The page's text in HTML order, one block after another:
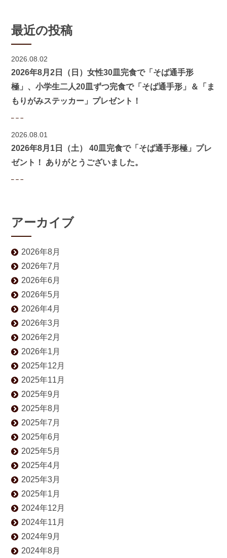
最近の投稿
2026.08.02
2026年8月2日（日）女性30皿完食で「そば通手形
極」、小学生二人20皿ずつ完食で「そば通手形」＆「ま
もりがみステッカー」プレゼント！
2026.08.01
2026年8月1日（土） 40皿完食で「そば通手形極」プレ
ゼント！ ありがとうございました。
アーカイブ
2026年8月
2026年7月
2026年6月
2026年5月
2026年4月
2026年3月
2026年2月
2026年1月
2025年12月
2025年11月
2025年9月
2025年8月
2025年7月
2025年6月
2025年5月
2025年4月
2025年3月
2025年1月
2024年12月
2024年11月
2024年9月
2024年8月